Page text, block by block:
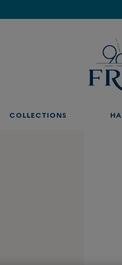
COLLECTIONS